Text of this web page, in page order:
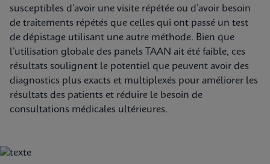
susceptibles d’avoir une visite répétée ou d’avoir besoin
de traitements répétés que celles qui ont passé un test
de dépistage utilisant une autre méthode. Bien que
l’utilisation globale des panels TAAN ait été faible, ces
résultats soulignent le potentiel que peuvent avoir des
diagnostics plus exacts et multiplexés pour améliorer les
résultats des patients et réduire le besoin de
consultations médicales ultérieures.